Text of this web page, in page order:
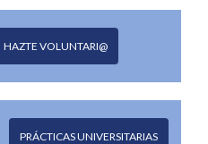
HAZTE VOLUNTARI@
PRÁCTICAS UNIVERSITARIAS